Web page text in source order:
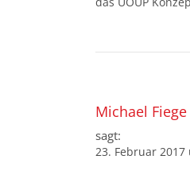
Michael Fiege
sagt:
23. Februar